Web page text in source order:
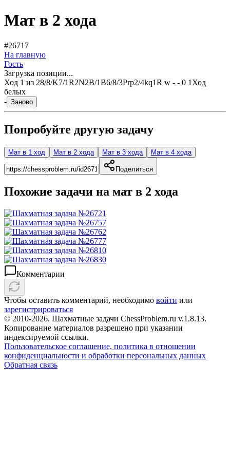
Мат в 2 хода
#26717
На главную
Гость
Загрузка позиции...
Ход 1 из 28/8/K7/1R2N2B/1B6/8/3Prp2/4kq1R w - - 0 1 Ход
белых
- Заново
Попробуйте другую задачу
Мат в 1 ход Мат в 2 хода Мат в 3 хода Мат в 4 хода
Поделиться
Похожие задачи на мат в 2 хода
Комментарии
Чтобы оставить комментарий, необходимо войти или
зарегистрироваться
© 2010-2026. Шахматные задачи ChessProblem.ru v.1.8.13.
Копирование материалов разрешено при указании
индексируемой ссылки.
Пользовательское соглашение, политика в отношении
конфиденциальности и обработки персональных данных
Обратная связь